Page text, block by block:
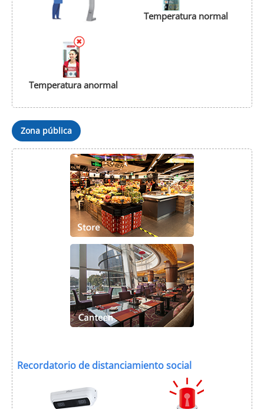
Temperatura normal
Temperatura anormal
Zona pública
Recordatorio de distanciamiento social